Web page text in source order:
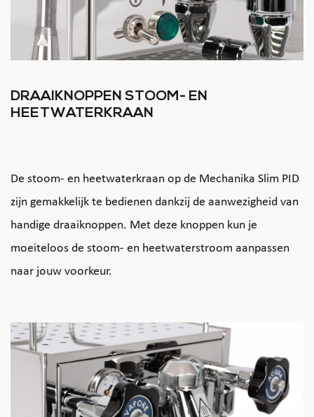
DRAAIKNOPPEN STOOM- EN
HEETWATERKRAAN
De stoom- en heetwaterkraan op de Mechanika Slim PID
zijn gemakkelijk te bedienen dankzij de aanwezigheid van
handige draaiknoppen. Met deze knoppen kun je
moeiteloos de stoom- en heetwaterstroom aanpassen
naar jouw voorkeur.